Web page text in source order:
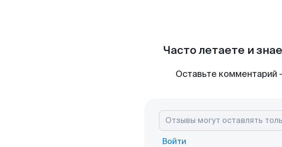
Часто летаете и
Оставьте комментарий
Войти